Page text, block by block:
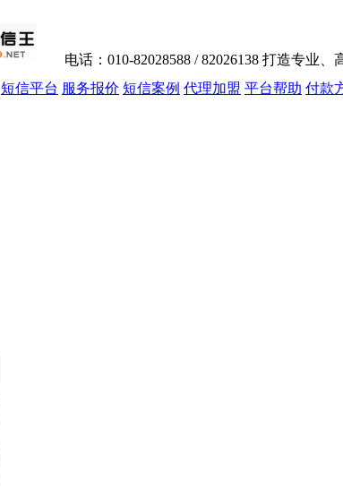
电话：010-82028588 / 82026138 打造专业、
短信平台 服务报价 短信案例 代理加盟 平台帮助 付款